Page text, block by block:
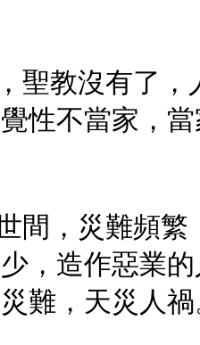
聖教沒有了
性不當家，
間，災難頻
，造作惡業
難，天災人